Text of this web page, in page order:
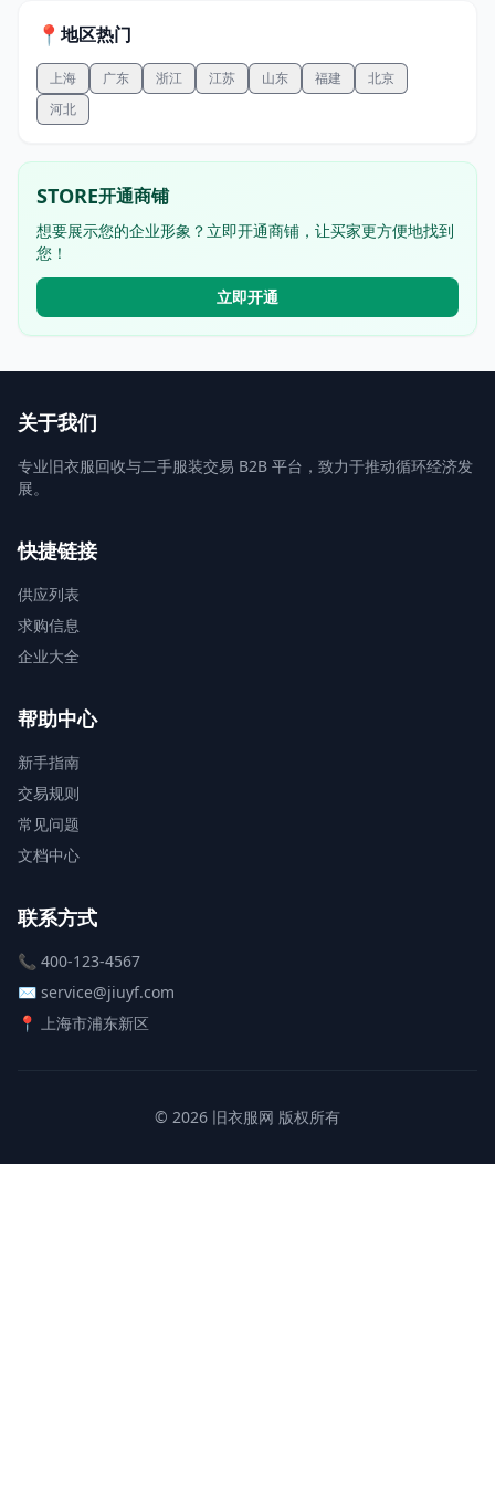
📍 地区热门
上海 广东 浙江 江苏 山东 福建
北京
河北
STORE开通商铺
想要展示您的企业形象？立即开通商铺，让买家更方便地找到
您！
立即开通
关于我们
专业旧衣服回收与二手服装交易 B2B 平台，致力于推动循环经济发
展。
快捷链接
供应列表
求购信息
企业大全
帮助中心
新手指南
交易规则
常见问题
文档中心
联系方式
📞 400-123-4567
✉️ service@jiuyf.com
📍 上海市浦东新区
© 2026 旧衣服网 版权所有